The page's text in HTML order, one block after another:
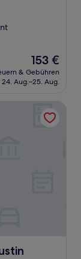
Der
Preis
beträgt
153 €
& Gebühren
24. Aug.–25. Aug.